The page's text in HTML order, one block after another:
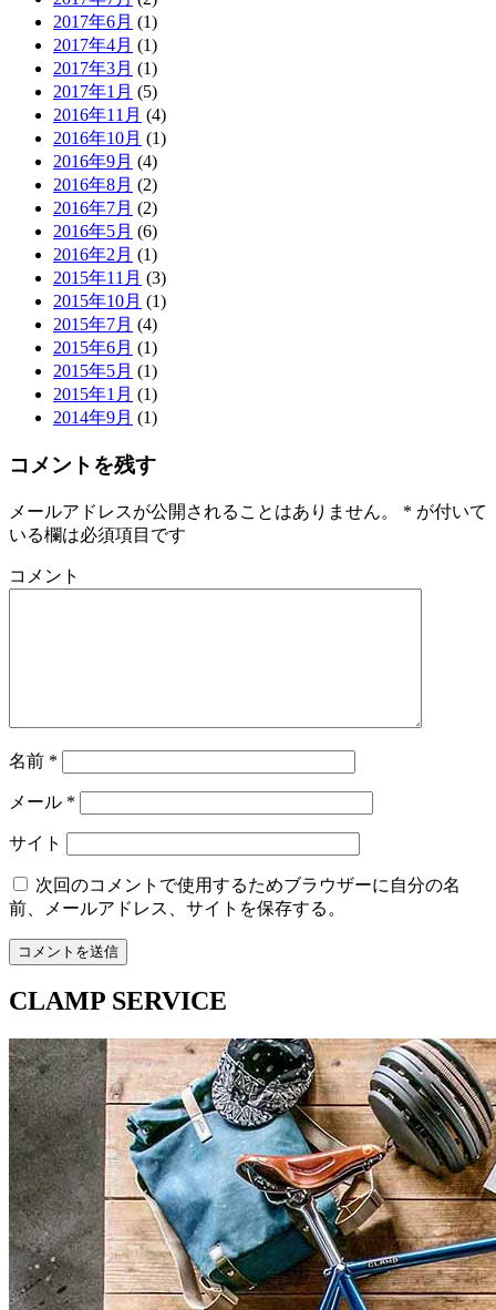
2017年6月 (1)
2017年4月 (1)
2017年3月 (1)
2017年1月 (5)
2016年11月 (4)
2016年10月 (1)
2016年9月 (4)
2016年8月 (2)
2016年7月 (2)
2016年5月 (6)
2016年2月 (1)
2015年11月 (3)
2015年10月 (1)
2015年7月 (4)
2015年6月 (1)
2015年5月 (1)
2015年1月 (1)
2014年9月 (1)
コメントを残す
メールアドレスが公開されることはありません。 * が付いて
いる欄は必須項目です
コメント
名前 *
メール *
サイト
次回のコメントで使用するためブラウザーに自分の名
前、メールアドレス、サイトを保存する。
CLAMP SERVICE